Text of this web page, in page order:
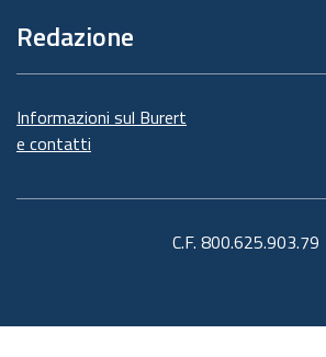
Redazione
Informazioni sul Burert
e contatti
C.F. 800.625.903.79